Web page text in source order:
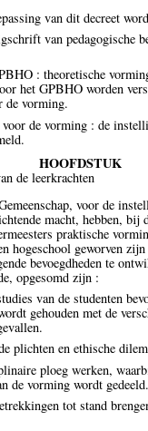
van dit decreet
van pedagogische
: theoretische
het GPBHO worden
de vorming.
de vorming : de
HOOFDSTUK
de leerkrachten
voor de
macht, hebben, bij
praktische
hogeschool geworven
bevoegdheden te
opgesomd zijn :
van de studenten
gehouden met de
plichten en ethische
ploeg werken,
de vorming wordt gedeeld.
tot stand